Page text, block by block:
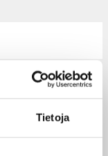
Tietoja